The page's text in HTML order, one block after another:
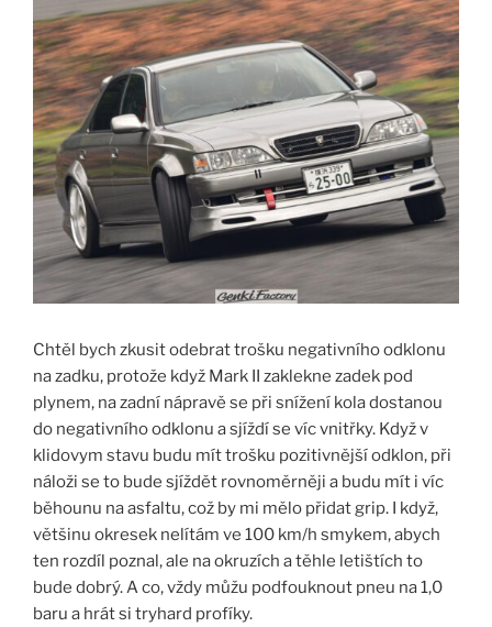
Chtěl bych zkusit odebrat trošku negativního odklonu
na zadku, protože když Mark II zaklekne zadek pod
plynem, na zadní nápravě se při snížení kola dostanou
do negativního odklonu a sjíždí se víc vnitřky. Když v
klidovym stavu budu mít trošku pozitivnější odklon, při
náloži se to bude sjíždět rovnoměrněji a budu mít i víc
běhounu na asfaltu, což by mi mělo přidat grip. I když,
většinu okresek nelítám ve 100 km/h smykem, abych
ten rozdíl poznal, ale na okruzích a těhle letištích to
bude dobrý. A co, vždy můžu podfouknout pneu na 1,0
baru a hrát si tryhard profíky.